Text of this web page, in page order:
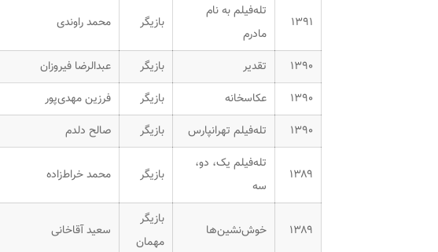
۱۳۹۱
تله‌فیلمبه نام
مادرم
بازیگر محمد راوندی
۱۳۹۰ تقدیر بازیگر عبدالرضا فیروزان
۱۳۹۰
عکاسخانه بازیگر فرزین مهدی‌پور
۱۳۹۰
تله‌فیلم تهرانپارس بازیگر صالح دلدم
۱۳۸۹
تله‌فیلم یک، دو،
سه
بازیگر محمد خراط‌زاده
۱۳۸۹ خوش‌نشین‌ها
بازیگر
مهمان
سعید آقاخانی